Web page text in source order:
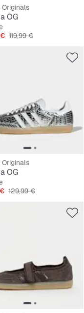
Originals
OG
Originalna cijena
119,99 €
Originals
OG
Originalna cijena
129,99 €